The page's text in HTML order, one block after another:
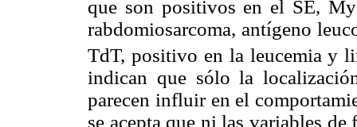
que son positivos en el SE,
rabdomiosarcoma, antígeno
TdT, positivo en la leucemia y
indican que sólo la
parecen influir en el
se acepta que ni las variables